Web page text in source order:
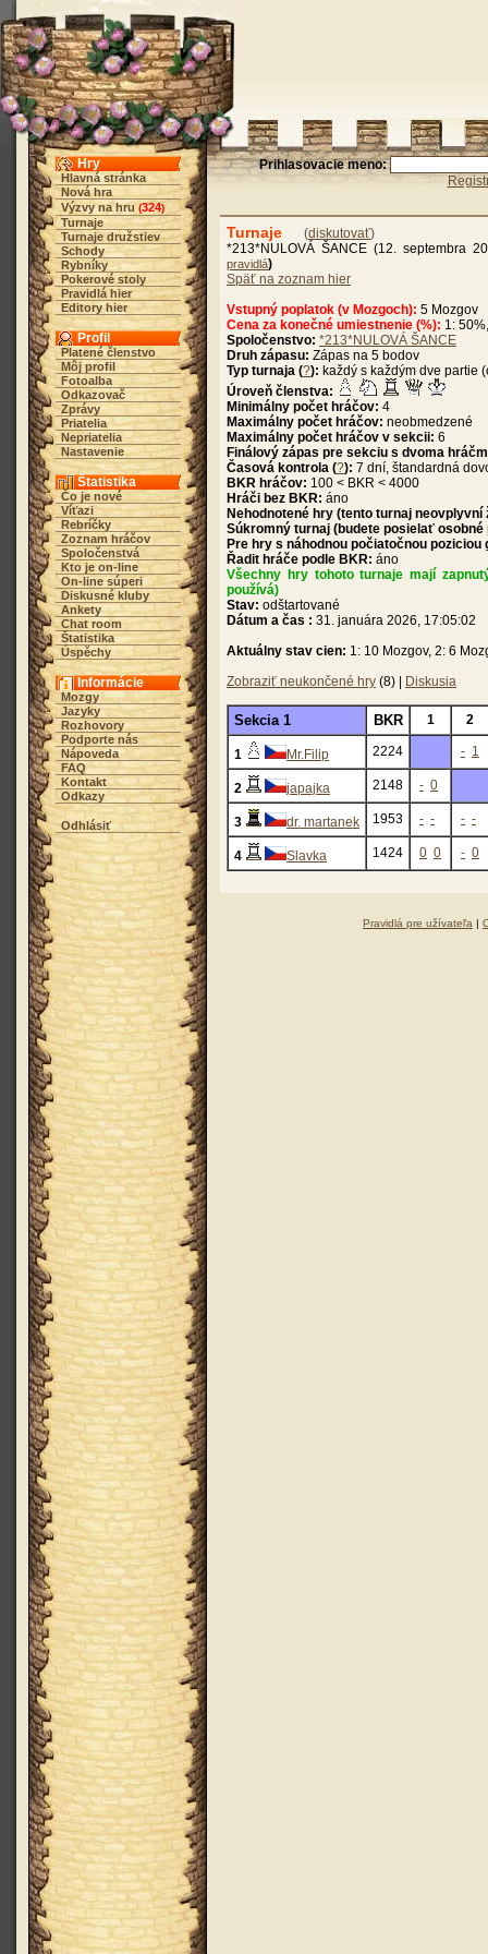
Hry
Hlavná stránka
Nová hra
Výzvy na hru (324)
Turnaje
Turnaje družstiev
Schody
Rybníky
Pokerové stoly
Pravidlá hier
Editory hier
Profil
Platené členstvo
Môj profil
Fotoalba
Odkazovač
Zprávy
Priatelia
Nepriatelia
Nastavenie
Štatistika
Čo je nové
Víťazi
Rebríčky
Zoznam hráčov
Spoločenstvá
Kto je on-line
On-line súperi
Diskusné kluby
Ankety
Chat room
Štatistika
Úspěchy
Informácie
Mozgy
Jazyky
Rozhovory
Podporte nás
Nápoveda
FAQ
Kontakt
Odkazy
Odhlásiť
Prihlasovacie meno:
Turnaje (diskutovať)
*213*NULOVÁ ŠANCE (12. septembra
pravidlá)
Späť na zoznam hier
Vstupný poplatok (v Mozgoch): 5 Mozgov
Cena za konečné umiestnenie (%): 1:
Spoločenstvo: *213*NULOVÁ ŠANCE
Druh zápasu: Zápas na 5 bodov
Typ turnaja (?): každý s každým dve partie
Úroveň členstva:
Minimálny počet hráčov: 4
Maximálny počet hráčov: neobmedzené
Maximálny počet hráčov v sekcii: 6
Finálový zápas pre sekciu s dvoma
Časová kontrola (?): 7 dní, štandardná
BKR hráčov: 100 < BKR < 4000
Hráči bez BKR: áno
Nehodnotené hry (tento turnaj neovplyvní
Súkromný turnaj (budete posielať osobné
Pre hry s náhodnou počiatočnou
Řadit hráče podle BKR: áno
Všechny hry tohoto turnaje mají
používá)
Stav: odštartované
Dátum a čas : 31. januára 2026, 17:05:02
Aktuálny stav cien: 1: 10 Mozgov, 2: 6
Zobraziť neukončené hry (8) | Diskusia
Sekcia 1 BKR 1 2
1 Mr.Filip 2224 - 1
2 japajka 2148 - 0
3 dr. martanek 1953 - - - -
4 Slavka 1424 0 0 - 0
Pravidlá pre užívateľa |